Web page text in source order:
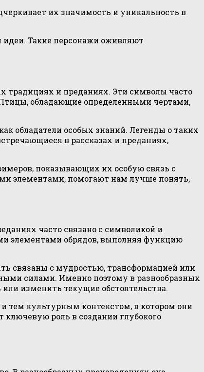
их значимость и уникальность в
идеи. Такие персонажи оживляют
традициях и преданиях. Эти символы часто
обладающие определенными чертами,
обладатели особых знаний. Легенды о таких
в рассказах и преданиях,
показывающих их особую связь с
элементами, помогают нам лучше понять,
часто связано с символикой и
элементами обрядов, выполняя функцию
связаны с мудростью, трансформацией или
силами. Именно поэтому в разнообразных
изменить текущие обстоятельства.
тем культурным контекстом, в котором они
роль в создании глубокого